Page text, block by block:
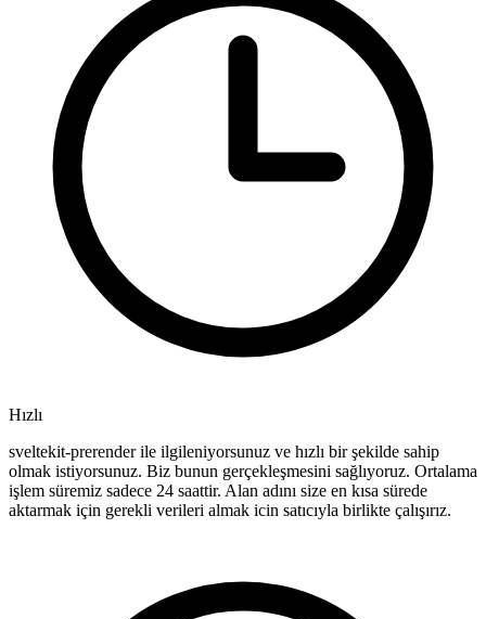
Hızlı
sveltekit-prerender ile ilgileniyorsunuz ve hızlı bir şekilde sahip
olmak istiyorsunuz. Biz bunun gerçekleşmesini sağlıyoruz. Ortalama
işlem süremiz sadece 24 saattir. Alan adını size en kısa sürede
aktarmak için gerekli verileri almak icin satıcıyla birlikte çalışırız.